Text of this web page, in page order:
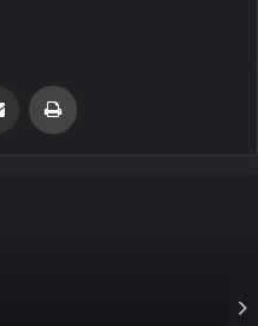
Email'den paylaş